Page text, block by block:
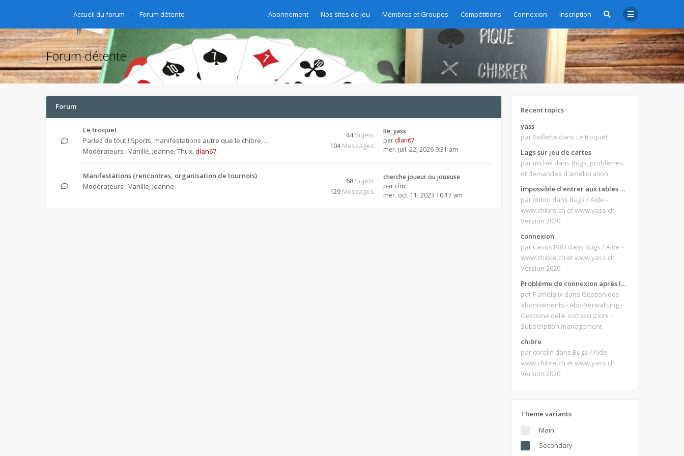
Abonnement Nos sites de jeu Membres et Groupes Compétitions Connexion Inscription
Accueil du forum Forum détente
Forum détente
Forum
Le troquet
Parlez de tout ! Sports, manifestations autre que le chibre, ...
Modérateurs : Vanille, Jeanne,Thux,dlan67
44Sujets
104Messages
Re: yass
par dlan67
mer. juil. 22, 2026 9:31 am
Manifestations (rencontres, organisation de tournois)
Modérateurs : Vanille, Jeanne
68 Sujets
129 Messages
cherche joueur ou joueuse
par clm
mer. oct. 11, 2023 10:17 am
Recent topics
yass
par Soflette dans Le troquet
Lags sur jeu de cartes
par michel dans Bugs, problèmes
et demandes d'amélioration
impossible d'entrer aux tables de jeux
par didou dans Bugs / Aide -
www.chibre.ch et www.yass.ch
Version 2020
connexion
par Casus1983 dans Bugs / Aide -
www.chibre.ch et www.yass.ch
Version 2020
Problème de connexion après le changement d'adresse e-mail.
par Pamelalix dans Gestion des
abonnements - Abo-Verwaltung -
Gestione delle sottoscrizioni -
Subscription management
chibre
par coralin dans Bugs / Aide -
www.chibre.ch et www.yass.ch
Version 2020
Theme variants
Main
Secondary